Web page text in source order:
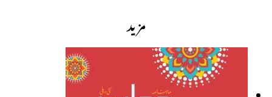
مزید